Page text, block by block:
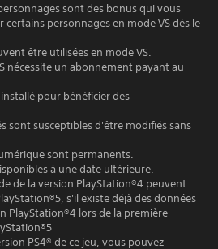
sont des bonus qui vous
personnages en mode VS dès le
être utilisées en mode VS.
nécessite un abonnement payant au
pour bénéficier des
sont susceptibles d'être modifiés sans
sont permanents.
à une date ultérieure.
de la version PlayStation®4 peuvent
s'il existe déjà des données
PlayStation®4 lors de la première
PS4® de ce jeu, vous pouvez